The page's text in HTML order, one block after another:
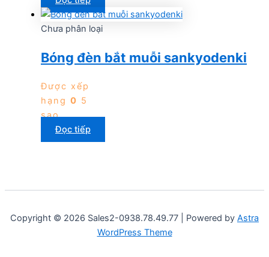
Chưa phân loại
Bóng đèn bắt muỗi sankyodenki
Được xếp
hạng 0 5
sao
Đọc tiếp
Copyright © 2026 Sales2-0938.78.49.77 | Powered by Astra
WordPress Theme